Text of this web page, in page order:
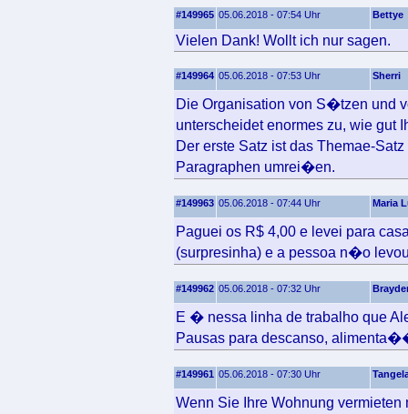
#149965 05.06.2018 - 07:54 Uhr Bettye
Vielen Dank! Wollt ich nur sagen.
#149964 05.06.2018 - 07:53 Uhr Sherri
Die Organisation von S�tzen und
unterscheidet enormes zu, wie
Der erste Satz ist das Themae-
Paragraphen umrei�en.
#149963 05.06.2018 - 07:44 Uhr Maria
Paguei os R$ 4,00 e levei para
(surpresinha) e a pessoa n�o
#149962 05.06.2018 - 07:32 Uhr
E � nessa linha de trabalho que
Pausas para descanso,
#149961 05.06.2018 - 07:30 Uhr
Wenn Sie Ihre Wohnung